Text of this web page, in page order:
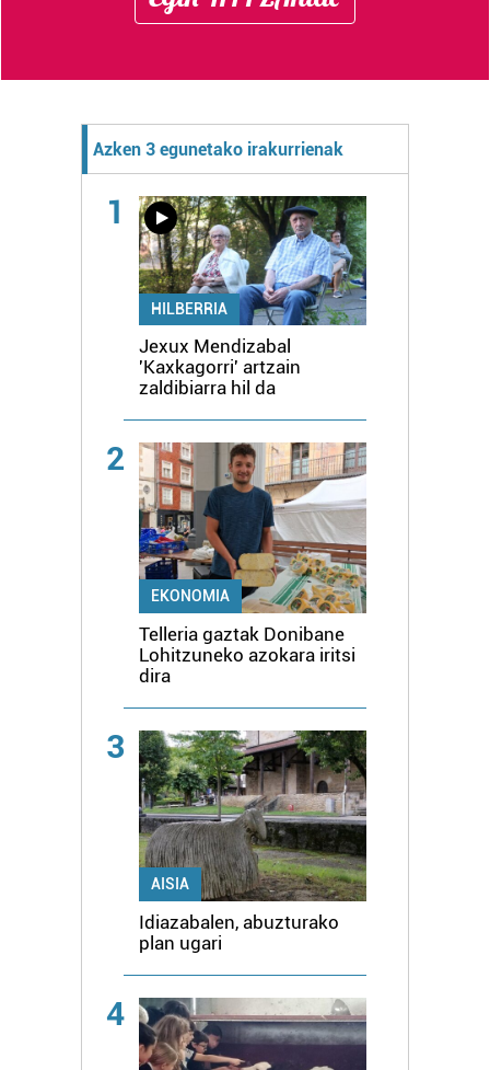
Azken 3 egunetako irakurrienak
1
HILBERRIA
Jexux Mendizabal
'Kaxkagorri' artzain
zaldibiarra hil da
2
EKONOMIA
Telleria gaztak Donibane
Lohitzuneko azokara iritsi
dira
3
AISIA
Idiazabalen, abuzturako
plan ugari
4